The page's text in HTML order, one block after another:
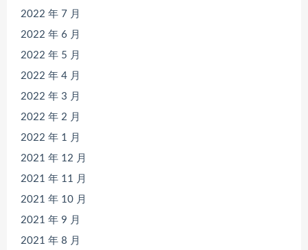
2022 年 7 月
2022 年 6 月
2022 年 5 月
2022 年 4 月
2022 年 3 月
2022 年 2 月
2022 年 1 月
2021 年 12 月
2021 年 11 月
2021 年 10 月
2021 年 9 月
2021 年 8 月